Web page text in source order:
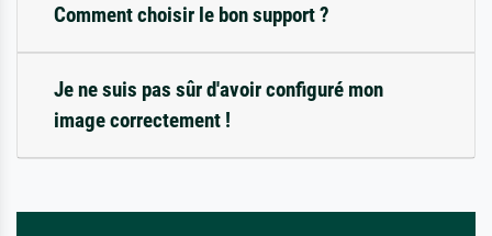
Comment choisir le bon support ?
Je ne suis pas sûr d'avoir configuré mon
image correctement !